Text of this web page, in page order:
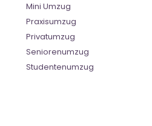
Mini Umzug
Praxisumzug
Privatumzug
Seniorenumzug
Studentenumzug